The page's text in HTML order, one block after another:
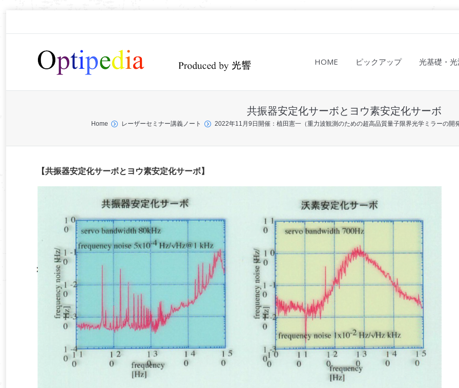
HOME ピックアップ 光基礎・
共振器安定化サーボとヨウ素安定化サーボ
Home レーザーセミナー講義ノート 2022年11月9日開催：植田憲一（重力波観測のための超高品質量子限界光学ミラーの開
【共振器安定化サーボとヨウ素安定化サーボ】